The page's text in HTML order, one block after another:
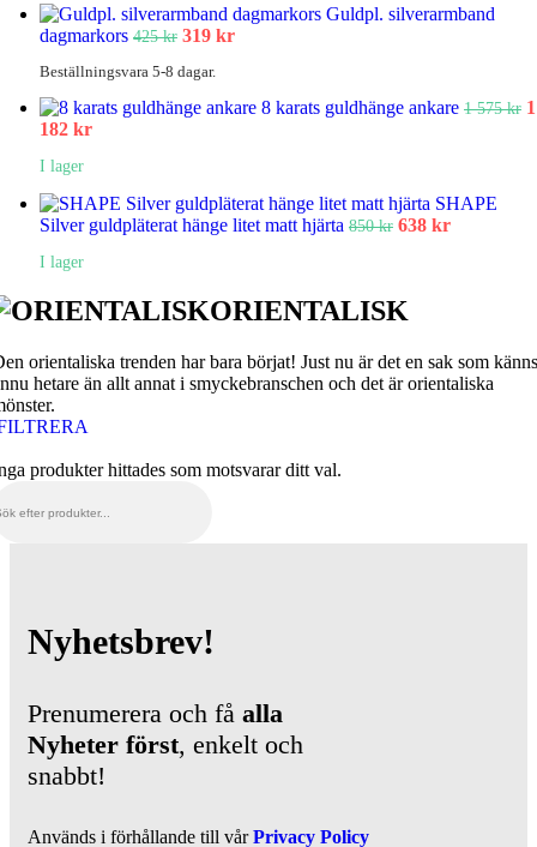
375 kr.282 kr.
Guldpl. silverarmband
dagmarkors 425kr Det
priset
var:
425 kr.
319 krDet
319 kr.
Beställningsvara 5-8 dagar.
8 karats guldhänge ankare 1 575kr 1
182 krDet
är:
1
182 kr.
I lager
SHAPE
Silver guldpläterat hänge litet matt hjärta 850kr Det
850 kr.
638 krDet
I lager
ORIENTALISK
orientaliska trenden har bara börjat! Just nu är det en sak som känns
hetare än allt annat i smyckebranschen och det är orientaliska
produkter hittades som motsvarar ditt val.
Nyhetsbrev!
Prenumerera och få alla
Nyheter först, enkelt och
snabbt!
Används i förhållande till vårPrivacy Policy